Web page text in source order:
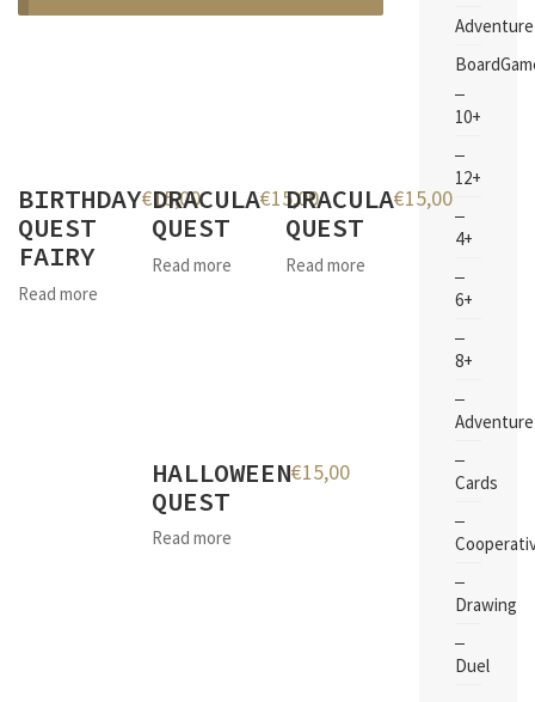
BIRTHDAY
QUEST
FAIRY
Read more
€15,00
DRACULA
QUEST
Read more
€15,00
DRACULA
QUEST
Read more
€15,00
HALLOWEEN
QUEST
Read more
€15,00
Adventure
10+
12+
4+
6+
8+
Adventure
Cards
Drawing
Duel